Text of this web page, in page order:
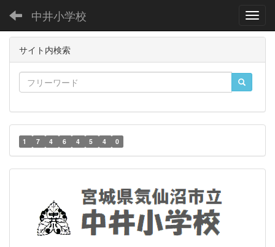
中井小学校
サイト内検索
1 7 4 6 4 5 4 0